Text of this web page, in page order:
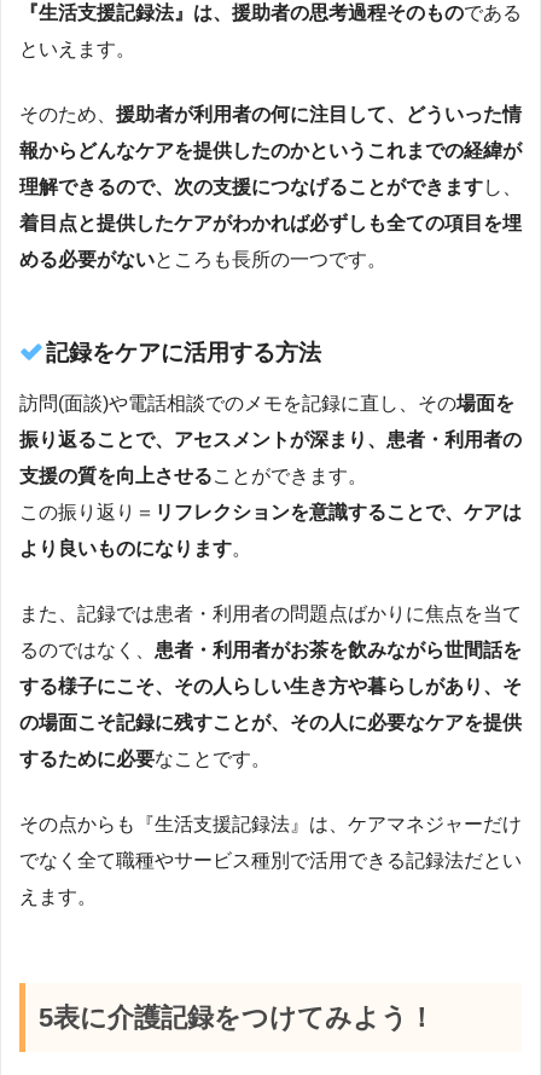
『生活支援記録法』は、援助者の思考過程そのものである
といえます。
そのため、 援助者が利用者の何に注目して、どういった情
報からどんなケアを提供したのかというこれまでの経緯が
理解できるので、次の支援につなげることができますし、
着目点と提供したケアがわかれば必ずしも全ての項目を埋
める必要がないところも長所の一つです。
記録をケアに活用する方法
訪問(面談)や電話相談でのメモを記録に直し、その場面を
振り返ることで、アセスメントが深まり、患者・利用者の
支援の質を向上させることができます。
この振り返り＝ リフレクションを意識することで、ケアは
より良いものになります。
また、記録では患者・利用者の問題点ばかりに焦点を当て
るのではなく、 患者・利用者がお茶を飲みながら世間話を
する様子にこそ、その人らしい生き方や暮らしがあり、そ
の場面こそ記録に残すことが、その人に必要なケアを提供
するために必要なことです。
その点からも『生活支援記録法』は、ケアマネジャーだけ
でなく全て職種やサービス種別で活用できる記録法だとい
えます。
5表に介護記録をつけてみよう！